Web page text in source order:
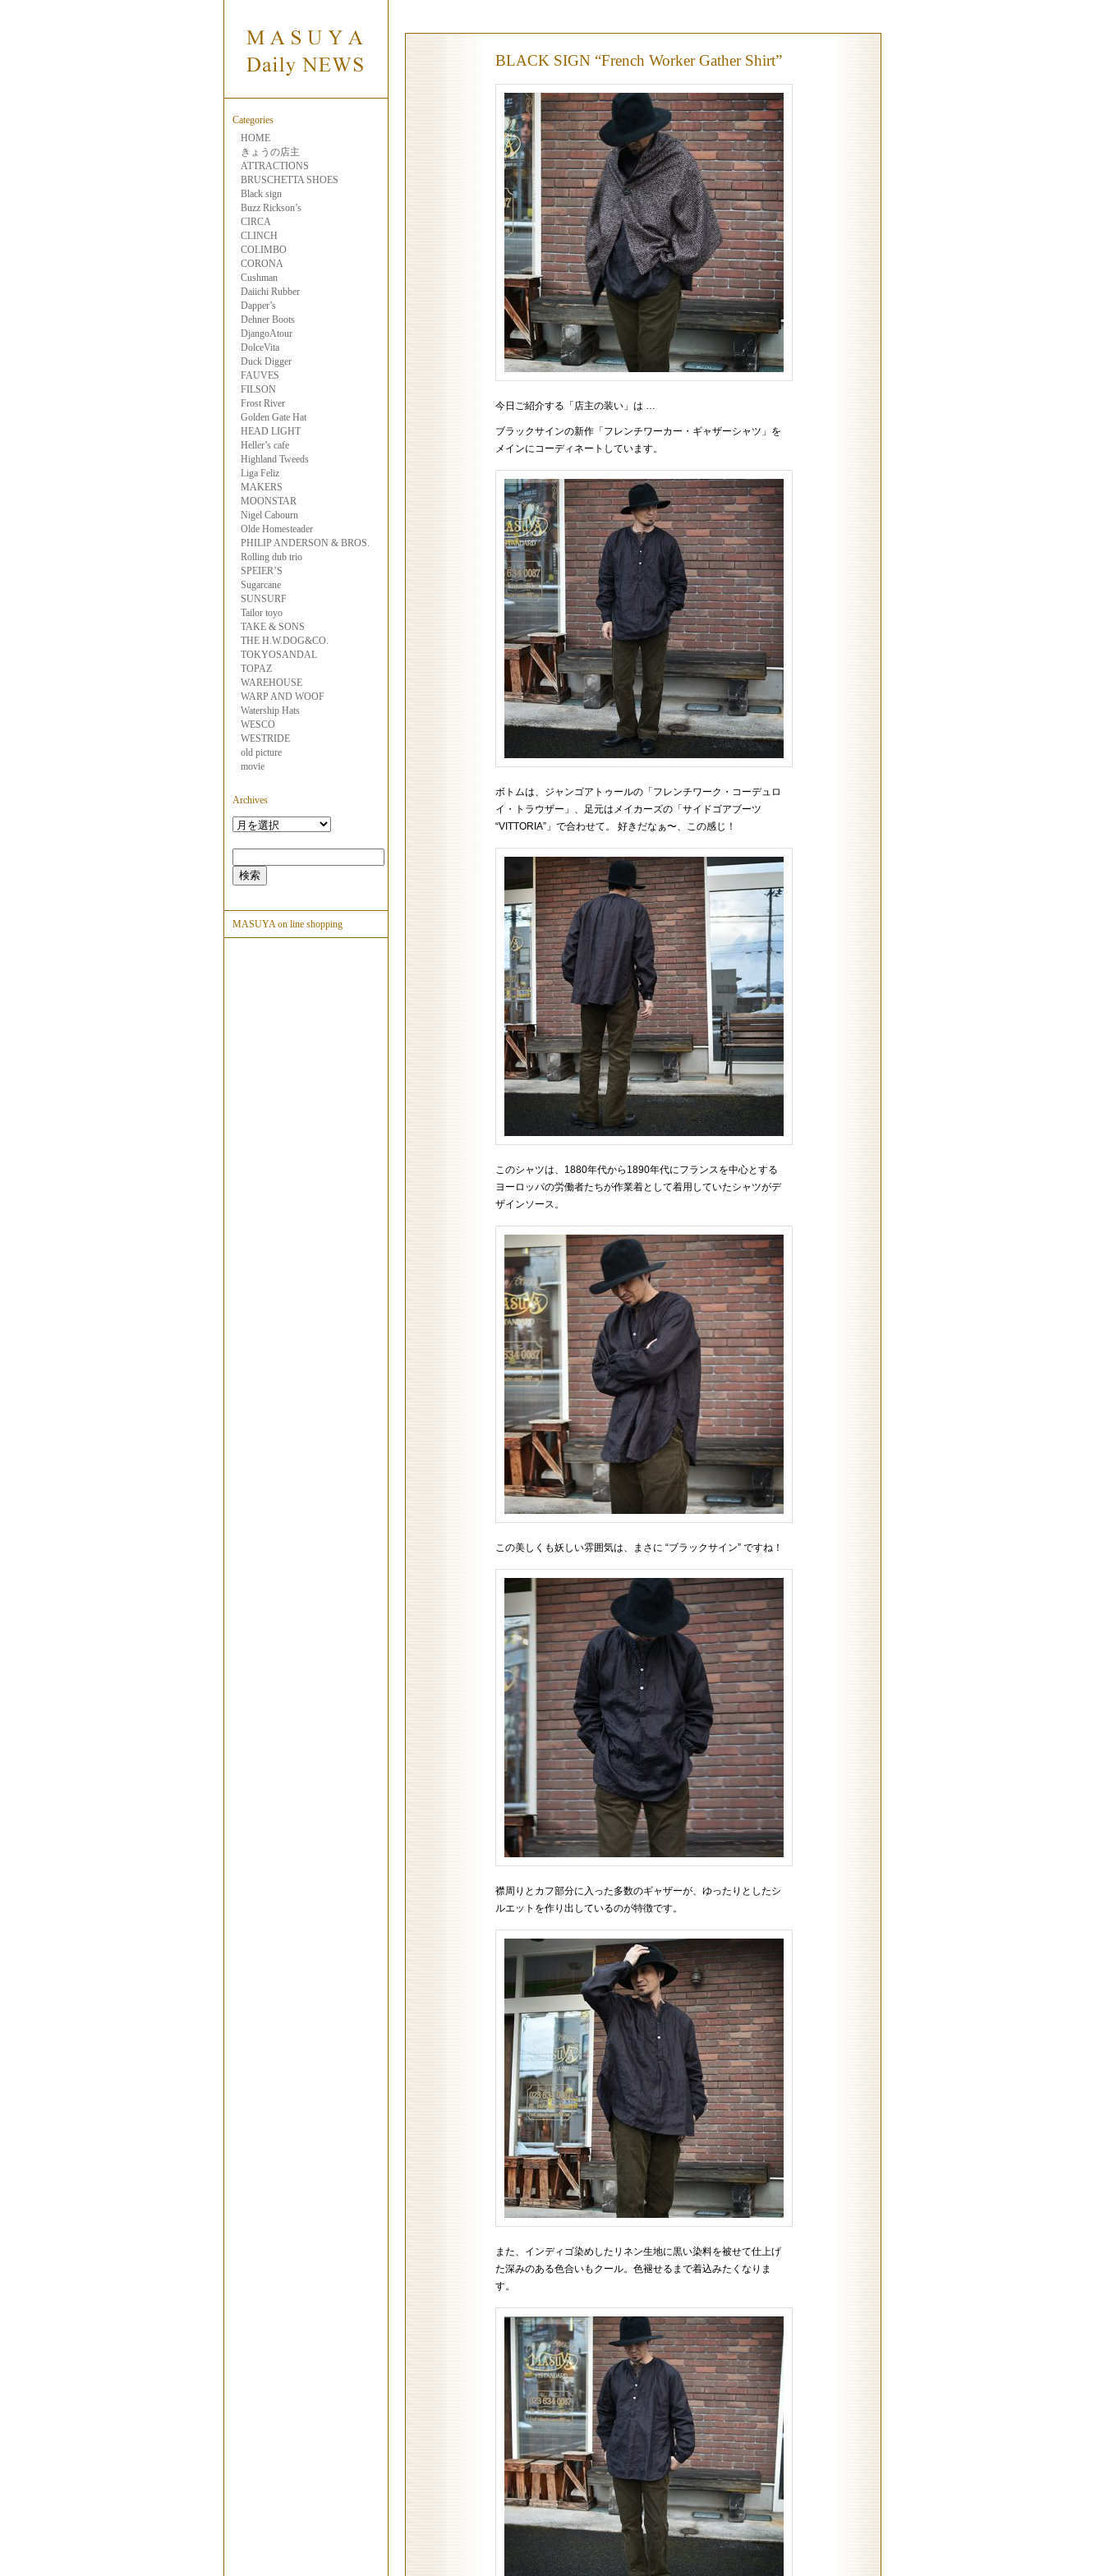
Categories
HOME
きょうの店主
ATTRACTIONS
BRUSCHETTA SHOES
Black sign
Buzz Rickson’s
CIRCA
CLINCH
COLIMBO
CORONA
Cushman
Daiichi Rubber
Dapper’s
Dehner Boots
DjangoAtour
DolceVita
Duck Digger
FAUVES
FILSON
Frost River
Golden Gate Hat
HEAD LIGHT
Heller’s cafe
Highland Tweeds
Liga Feliz
MAKERS
MOONSTAR
Nigel Cabourn
Olde Homesteader
PHILIP ANDERSON & BROS.
Rolling dub trio
SPEIER’S
Sugarcane
SUNSURF
Tailor toyo
TAKE & SONS
THE H.W.DOG&CO.
TOKYOSANDAL
TOPAZ
WAREHOUSE
WARP AND WOOF
Watership Hats
WESCO
WESTRIDE
old picture
movie
Archives
MASUYA on line shopping
BLACK SIGN “French Worker Gather Shirt”
今日ご紹介する「店主の装い」は …
ブラックサインの新作「フレンチワーカー・ギャザーシャツ」を
メインにコーディネートしています。
ボトムは、ジャンゴアトゥールの「フレンチワーク・コーデュロ
イ・トラウザー」、足元はメイカーズの「サイドゴアブーツ
“VITTORIA”」で合わせて。 好きだなぁ〜、この感じ！
このシャツは、1880年代から1890年代にフランスを中心とする
ヨーロッパの労働者たちが作業着として着用していたシャツがデ
ザインソース。
この美しくも妖しい雰囲気は、まさに “ブラックサイン” ですね！
襟周りとカフ部分に入った多数のギャザーが、ゆったりとしたシ
ルエットを作り出しているのが特徴です。
また、インディゴ染めしたリネン生地に黒い染料を被せて仕上げ
た深みのある色合いもクール。色褪せるまで着込みたくなりま
す。